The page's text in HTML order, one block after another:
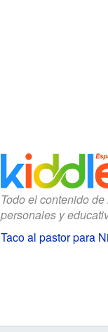
Todo el contenido
personales y
Taco al pastor para